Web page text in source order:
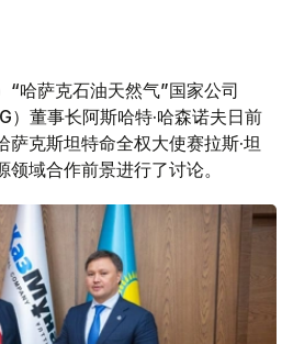
“哈萨克石油天然气”国家公司
）董事长阿斯哈特·哈森诺夫日前
克斯坦特命全权大使赛拉斯·坦
域合作前景进行了讨论。